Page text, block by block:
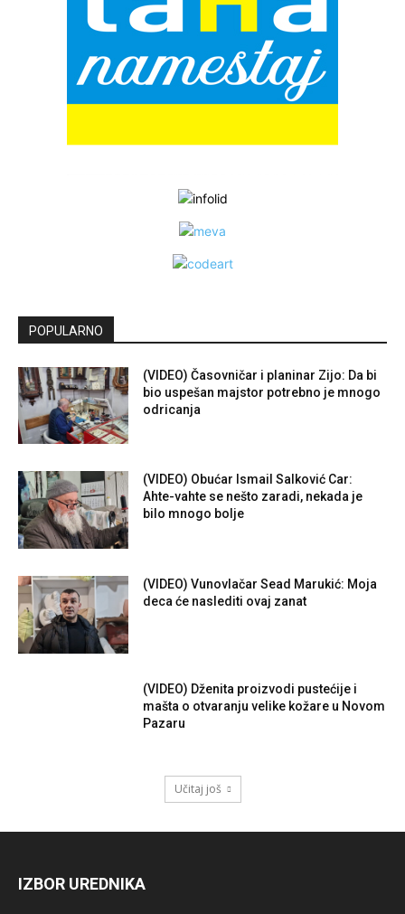
POPULARNO
(VIDEO) Časovničar i planinar Zijo: Da bi
bio uspešan majstor potrebno je mnogo
odricanja
(VIDEO) Obućar Ismail Salković Car:
Ahte-vahte se nešto zaradi, nekada je
bilo mnogo bolje
(VIDEO) Vunovlačar Sead Marukić: Moja
deca će naslediti ovaj zanat
(VIDEO) Dženita proizvodi pustećije i
mašta o otvaranju velike kožare u Novom
Pazaru
Učitaj još
IZBOR UREDNIKA